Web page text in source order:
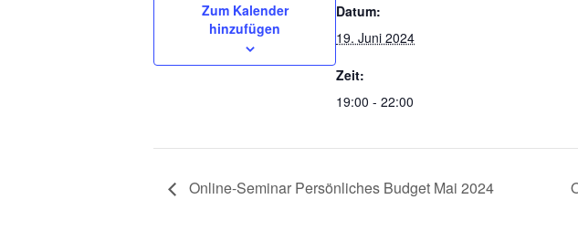
Zum Kalender
hinzufügen
Datum:
19. Juni 2024
Zeit:
19:00 - 22:00
Online-Seminar Persönliches Budget Mai 2024